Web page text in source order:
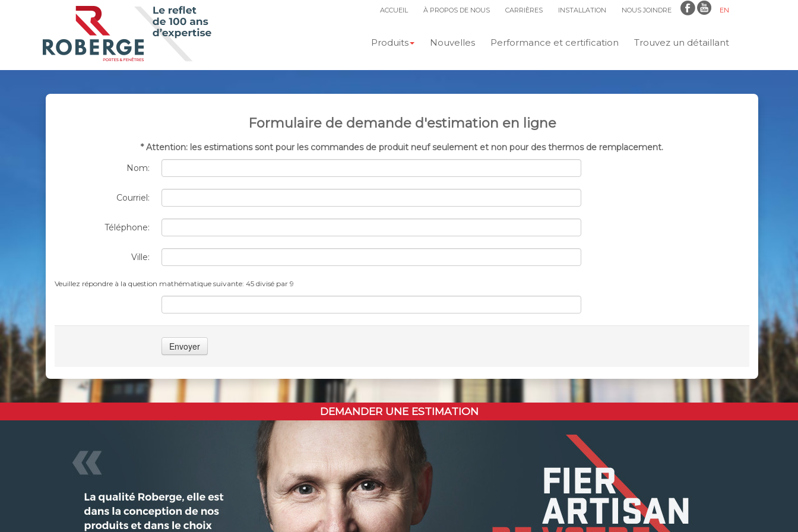
ACCUEIL À PROPOS DE NOUS CARRIÈRES INSTALLATION NOUS JOINDRE EN
Produits Nouvelles Performance et certification Trouvez un détaillant
Formulaire de demande d'estimation en ligne
* Attention: les estimations sont pour les commandes de produit neuf seulement et non pour des thermos de remplacement.
Nom:
Courriel:
Téléphone:
Ville:
Veuillez répondre à la question mathématique suivante: 45 divisé par 9
Envoyer
DEMANDER UNE ESTIMATION